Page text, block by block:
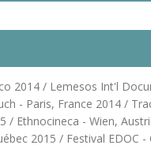
/ Lemesos Int'l
- Paris, France 2014 /
Ethnocineca - Wien,
2015 / Festival